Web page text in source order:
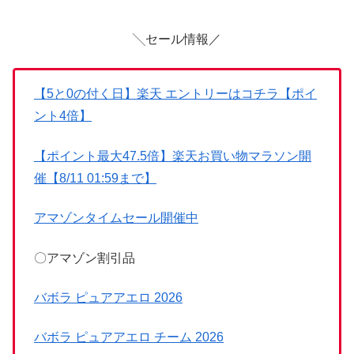
╲セール情報／
【5と0の付く日】楽天 エントリーはコチラ【ポイ
ント4倍】
【ポイント最大47.5倍】楽天お買い物マラソン開
催【8/11 01:59まで】
アマゾンタイムセール開催中
〇アマゾン割引品
バボラ ピュアアエロ 2026
バボラ ピュアアエロ チーム 2026